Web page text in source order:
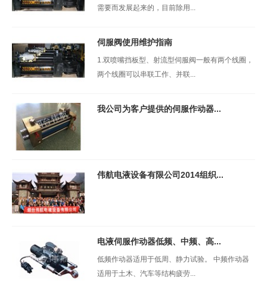
需要而发展起来的，目前除用...
伺服阀使用维护指南
1.双喷嘴挡板型、射流型伺服阀一般有两个线圈，
两个线圈可以串联工作、并联...
我公司为客户提供的伺服作动器...
伟航电液设备有限公司2014组织...
电液伺服作动器低频、中频、高...
低频作动器适用于低周、静力试验。 中频作动器
适用于土木、汽车等结构疲劳...